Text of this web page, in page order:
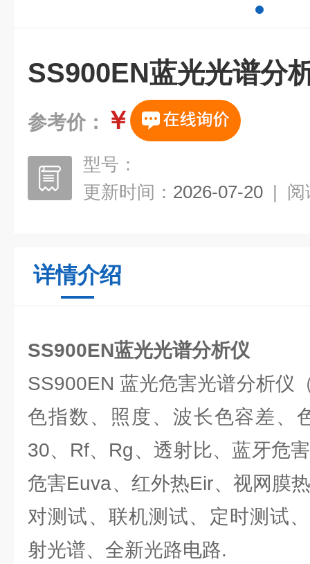
SS900EN蓝光光谱分
参考价： ￥
型号：
更新时间： 2026-07-20 | 阅
详情介绍
SS900EN蓝光光谱分析仪
SS900EN 蓝光危害光谱分析
色指数、照度、波长色容差、
30、Rf、Rg、透射比、蓝牙危
危害Euva、红外热Eir、视网膜
对测试、联机测试、定时测试
射光谱、全新光路电路.